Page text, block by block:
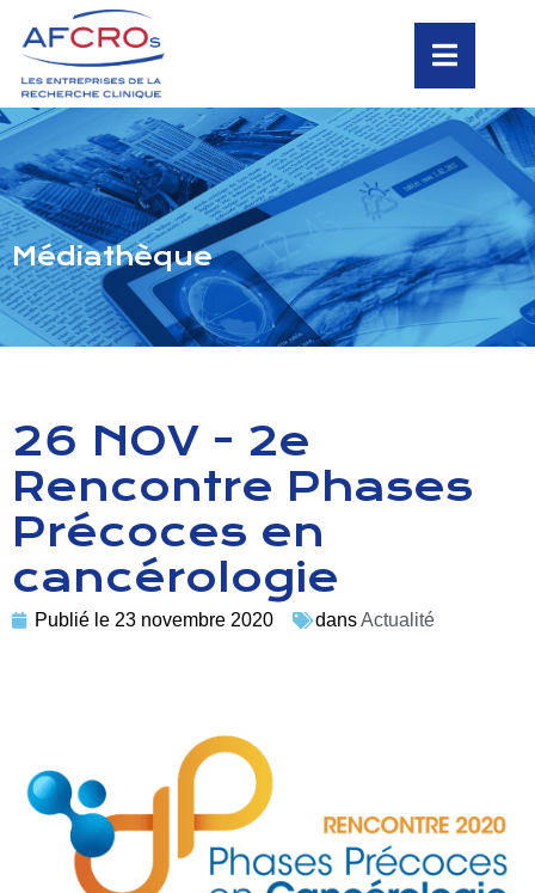
Médiathèque
26 NOV - 2e
Rencontre Phases
Précoces en
cancérologie
Publié le 23 novembre 2020 dansActualité